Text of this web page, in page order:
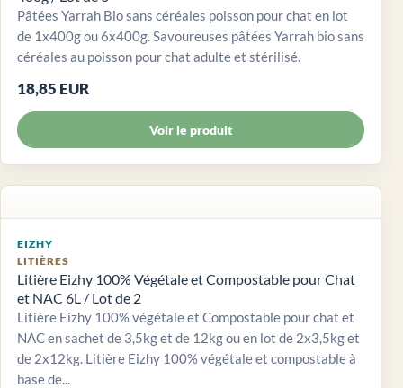
Pâtées Yarrah Bio sans céréales poisson pour chat en lot
de 1x400g ou 6x400g. Savoureuses pâtées Yarrah bio sans
céréales au poisson pour chat adulte et stérilisé.
18,85 EUR
Voir le produit
EIZHY
LITIÈRES
Litière Eizhy 100% Végétale et Compostable pour Chat
et NAC 6L / Lot de 2
Litière Eizhy 100% végétale et Compostable pour chat et
NAC en sachet de 3,5kg et de 12kg ou en lot de 2x3,5kg et
de 2x12kg. Litière Eizhy 100% végétale et compostable à
base de...